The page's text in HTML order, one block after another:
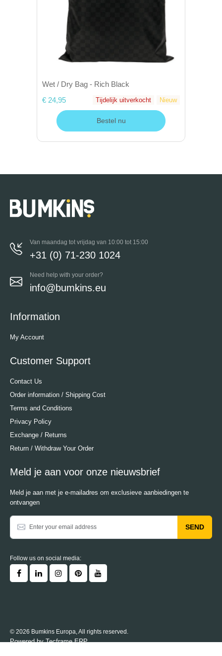
Wet / Dry Bag - Rich Black
€ 24,95
Tijdelijk uitverkocht Nieuw
Bestel nu
Van maandag tot vrijdag van 10:00 tot 15:00
+31 (0) 71-230 1024
Need help with your order?
info@bumkins.eu
Information
My Account
Customer Support
Contact Us
Order information / Shipping Cost
Terms and Conditions
Privacy Policy
Exchange / Returns
Return / Withdraw Your Order
Meld je aan voor onze nieuwsbrief
Meld je aan met je e-mailadres om exclusieve aanbiedingen te
ontvangen
SEND
Follow us on social media:
© 2026 Bumkins Europa, All rights reserved.
Powered byTecframe ERP